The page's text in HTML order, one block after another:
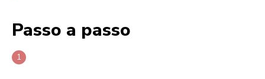
Passo a passo